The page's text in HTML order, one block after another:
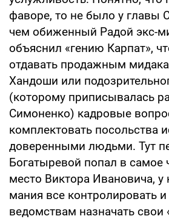
фаворе, то не было у главы
чем обиженный Радой экс-
объяснил «гению Карпат»,
отдавать продажным
Хандоши или
(которому приписывалась
Симоненко) кадровые
комплектовать посольства
доверенными людьми. Тут
Богатыревой попал в самое
место Виктора Ивановича, у
мания все контролировать
ведомствам назначать свои